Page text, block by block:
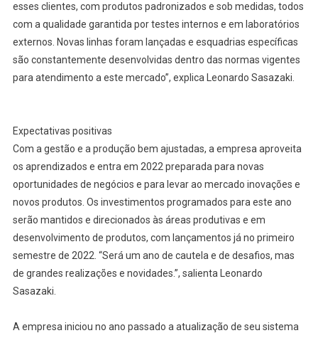
esses clientes, com produtos padronizados e sob medidas, todos
com a qualidade garantida por testes internos e em laboratórios
externos. Novas linhas foram lançadas e esquadrias específicas
são constantemente desenvolvidas dentro das normas vigentes
para atendimento a este mercado”, explica Leonardo Sasazaki.
Expectativas positivas
Com a gestão e a produção bem ajustadas, a empresa aproveita
os aprendizados e entra em 2022 preparada para novas
oportunidades de negócios e para levar ao mercado inovações e
novos produtos. Os investimentos programados para este ano
serão mantidos e direcionados às áreas produtivas e em
desenvolvimento de produtos, com lançamentos já no primeiro
semestre de 2022. “Será um ano de cautela e de desafios, mas
de grandes realizações e novidades.”, salienta Leonardo
Sasazaki.
A empresa iniciou no ano passado a atualização de seu sistema